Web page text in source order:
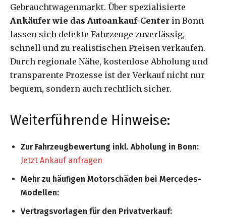
Gebrauchtwagenmarkt. Über spezialisierte
Ankäufer wie das Autoankauf-Center in Bonn
lassen sich defekte Fahrzeuge zuverlässig,
schnell und zu realistischen Preisen verkaufen.
Durch regionale Nähe, kostenlose Abholung und
transparente Prozesse ist der Verkauf nicht nur
bequem, sondern auch rechtlich sicher.
Weiterführende Hinweise:
Zur Fahrzeugbewertung inkl. Abholung in Bonn:
Jetzt Ankauf anfragen
Mehr zu häufigen Motorschäden bei Mercedes-
Modellen:
Vertragsvorlagen für den Privatverkauf: